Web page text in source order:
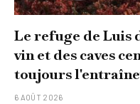
Le refuge de Luis
vin et des caves
toujours
6 AOÛT 2026